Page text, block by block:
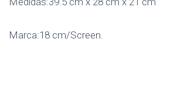
Marca:18 cm/Screen.